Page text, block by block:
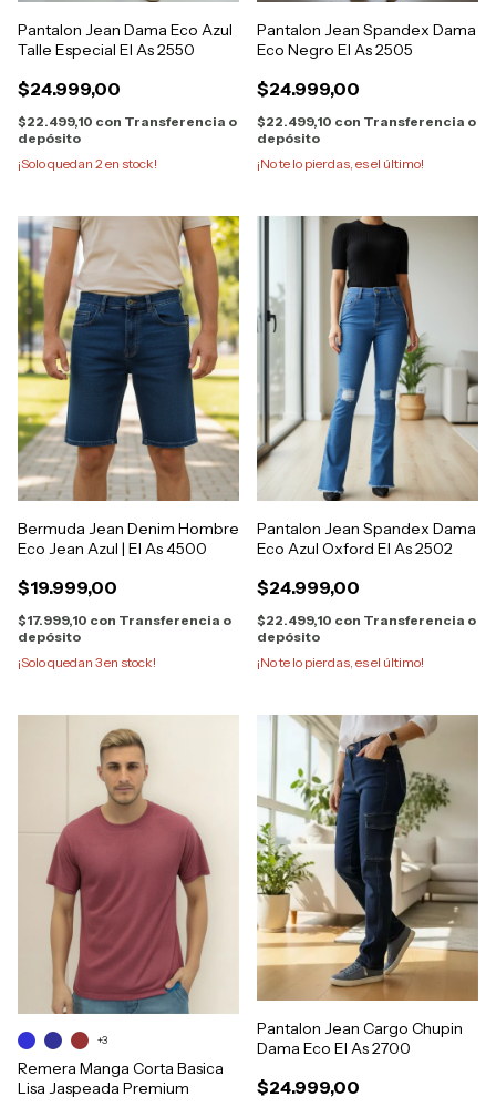
Pantalon Jean Dama Eco Azul
Talle Especial El As 2550
$24.999,00
$22.499,10 con Transferencia o
depósito
¡Solo quedan 2en stock!
Pantalon Jean Spandex Dama
Eco Negro El As 2505
$24.999,00
$22.499,10 con Transferencia o
depósito
¡No te lo pierdas, es el último!
Bermuda Jean Denim Hombre
Eco Jean Azul | El As 4500
$19.999,00
$17.999,10 con Transferencia o
depósito
¡Solo quedan 3en stock!
Pantalon Jean Spandex Dama
Eco Azul Oxford El As 2502
$24.999,00
$22.499,10 con Transferencia o
depósito
¡No te lo pierdas, es el último!
Remera Manga Corta Basica
Lisa Jaspeada Premium
+3
Pantalon Jean Cargo Chupin
Dama Eco El As 2700
$24.999,00